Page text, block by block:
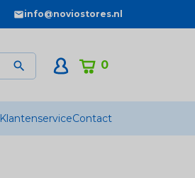
info@noviostores.nl
0

KlantenserviceContact